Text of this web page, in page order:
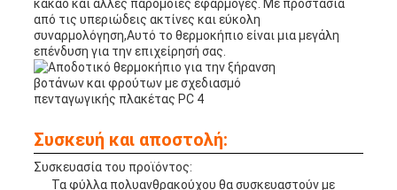
κακάο και άλλες παρόμοιες εφαρμογές. Με προστασία
από τις υπεριώδεις ακτίνες και εύκολη
συναρμολόγηση,Αυτό το θερμοκήπιο είναι μια μεγάλη
επένδυση για την επιχείρησή σας.
Συσκευή και αποστολή:
Συσκευασία του προϊόντος:
Τα φύλλα πολυανθρακούχου θα συσκευαστούν με